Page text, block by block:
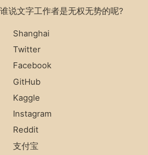
谁说文字工作者是无权无势的呢?
Shanghai
Twitter
Facebook
GitHub
Kaggle
Instagram
Reddit
支付宝